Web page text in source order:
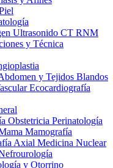
Ultrasonido CT RNM
y Técnica
y Tejidos Blandos
Ecocardiografía
Obstetricia Perinatología
Mamografía
Axial Medicina Nuclear
y Otorrino